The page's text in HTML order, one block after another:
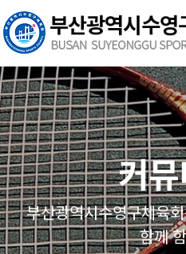
본문 바로가기
열기
열기
열기
열기
열기
커
부산광역시수영구체육
함께